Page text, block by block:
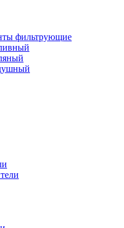
фильтрующие